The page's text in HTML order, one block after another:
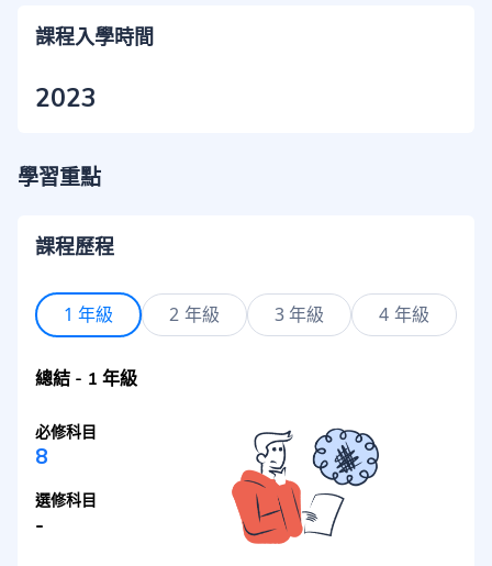
課程入學時間
2023
學習重點
課程歷程
1 年級 2 年級 3 年級 4 年級
總結 - 1 年級
必修科目
8
選修科目
-